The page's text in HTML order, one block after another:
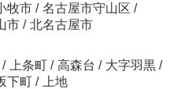
牧市 / 名古屋市守山区 /
市 / 北名古屋市
/ 上条町 / 高森台 / 大字羽黒 /
下町 /
上地